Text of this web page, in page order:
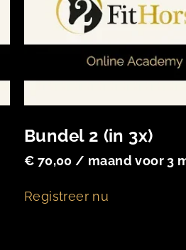
Bundel 2 (in 3x)
€ 70,00 / maand voor 3
Registreer nu